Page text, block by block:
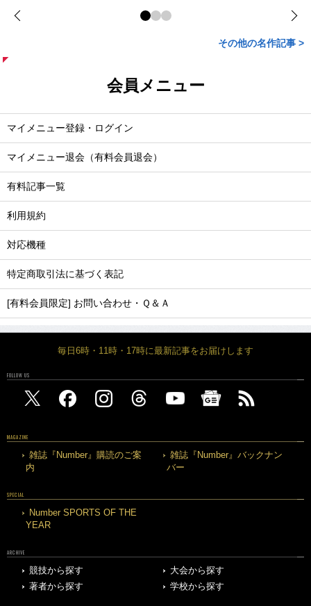
その他の名作記事 >
会員メニュー
マイメニュー登録・ログイン
マイメニュー退会（有料会員退会）
有料記事一覧
利用規約
対応機種
特定商取引法に基づく表記
[有料会員限定] お問い合わせ・Ｑ＆Ａ
毎日6時・11時・17時に最新記事をお届けします
FOLLOW US
MAGAZINE
雑誌『Number』購読のご案
内
雑誌『Number』バックナン
バー
SPECIAL
Number SPORTS OF THE
YEAR
ARCHIVE
競技から探す
大会から探す
著者から探す
学校から探す